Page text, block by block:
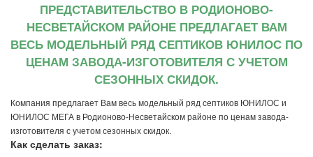
ПРЕДСТАВИТЕЛЬСТВО В РОДИОНОВО-
НЕСВЕТАЙСКОМ РАЙОНЕ ПРЕДЛАГАЕТ ВАМ
ВЕСЬ МОДЕЛЬНЫЙ РЯД СЕПТИКОВ ЮНИЛОС ПО
ЦЕНАМ ЗАВОДА-ИЗГОТОВИТЕЛЯ С УЧЕТОМ
СЕЗОННЫХ СКИДОК.
Компания предлагает Вам весь модельный ряд септиков ЮНИЛОС и
ЮНИЛОС МЕГА в Родионово-Несветайском районе по ценам завода-
изготовителя с учетом сезонных скидок.
Как сделать заказ: